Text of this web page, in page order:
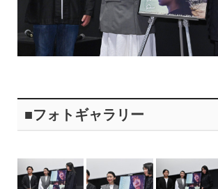
■フォトギャラリー